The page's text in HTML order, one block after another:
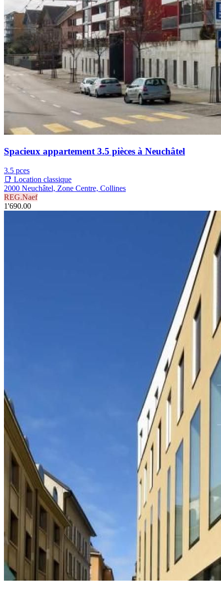
Spacieux appartement 3.5 pièces à Neuchâtel
3.5 pces
📑 Location classique
2000 Neuchâtel, Zone Centre, Collines
REG.Naef
1'690.00